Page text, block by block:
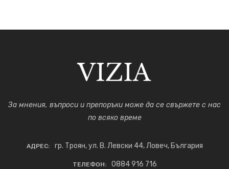
За мнения, въпроси и препоръки може да се свържете с нас
по всяко време
АДРЕС: гр. Троян, ул. В. Левски 44, Ловеч, България
ТЕЛЕФОН: 0884 916 716